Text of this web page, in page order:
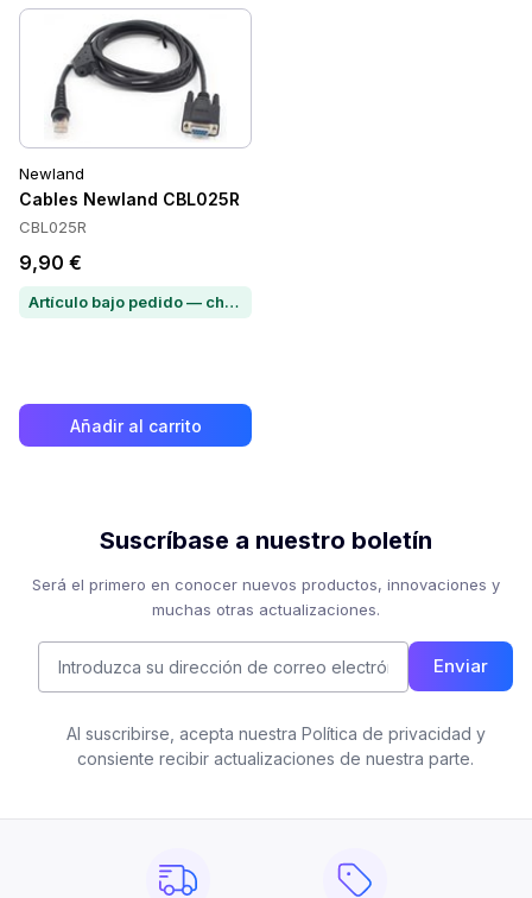
Newland
Cables Newland CBL025R
CBL025R
9,90 €
Artículo bajo pedido — chatea para conocer el plazo de entrega
Añadir al carrito
Suscríbase a nuestro boletín
Será el primero en conocer nuevos productos, innovaciones y
muchas otras actualizaciones.
Enviar
Al suscribirse, acepta nuestra Política de privacidad y
consiente recibir actualizaciones de nuestra parte.